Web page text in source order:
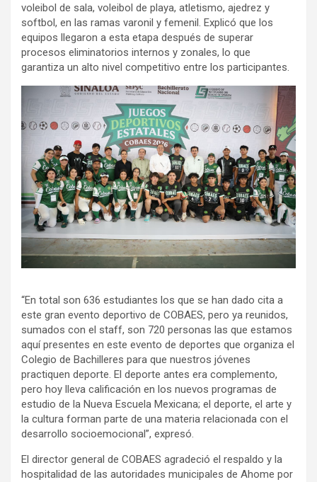
voleibol de sala, voleibol de playa, atletismo, ajedrez y
softbol, en las ramas varonil y femenil. Explicó que los
equipos llegaron a esta etapa después de superar
procesos eliminatorios internos y zonales, lo que
garantiza un alto nivel competitivo entre los participantes.
“En total son 636 estudiantes los que se han dado cita a
este gran evento deportivo de COBAES, pero ya reunidos,
sumados con el staff, son 720 personas las que estamos
aquí presentes en este evento de deportes que organiza el
Colegio de Bachilleres para que nuestros jóvenes
practiquen deporte. El deporte antes era complemento,
pero hoy lleva calificación en los nuevos programas de
estudio de la Nueva Escuela Mexicana; el deporte, el arte y
la cultura forman parte de una materia relacionada con el
desarrollo socioemocional”, expresó.
El director general de COBAES agradeció el respaldo y la
hospitalidad de las autoridades municipales de Ahome por